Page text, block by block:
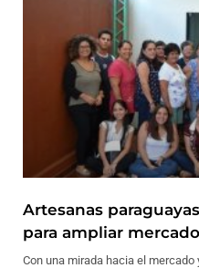
Artesanas
para ampliar
Con una mirada hacia el